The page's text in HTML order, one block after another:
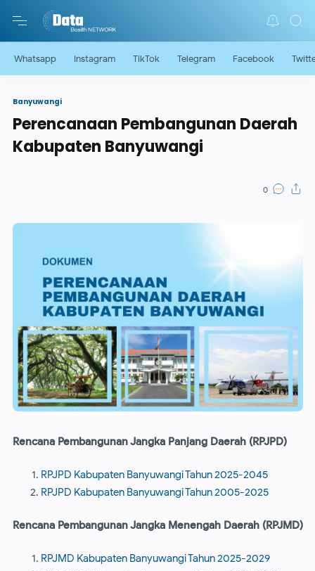
Whatsapp Instagram TikTok Telegram Facebook
Banyuwangi
Perencanaan Pembangunan Daerah
Kabupaten Banyuwangi
Rencana Pembangunan Jangka Panjang Daerah (RPJPD)
RPJPD Kabupaten Banyuwangi Tahun 2025-2045
RPJPD Kabupaten Banyuwangi Tahun 2005-2025
Rencana Pembangunan Jangka Menengah Daerah (RPJMD)
RPJMD Kabupaten Banyuwangi Tahun 2025-2029